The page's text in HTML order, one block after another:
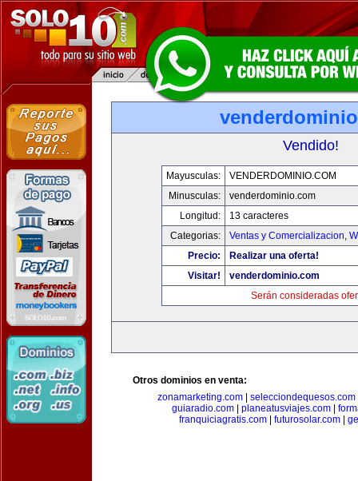
Vendido!
Mayusculas:
VENDERDOMINIO.COM
Minusculas:
venderdominio.com
Longitud:
13 caracteres
Categorias:
Ventas y Comercializacion,
Precio:
Realizar una oferta!
Visitar!
venderdominio.com
Serán consideradas
Otros dominios en venta:
zonamarketing.com| selecciondequesos.com
guiaradio.com
planeatusviajes.com
franquiciagratis.com
futurosolar.com